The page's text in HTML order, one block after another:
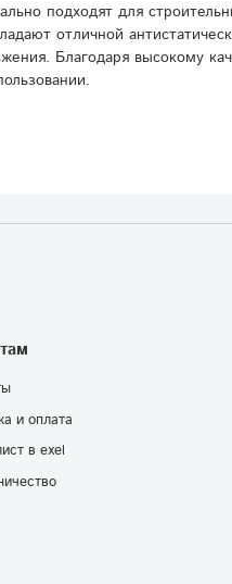
подходят для
отличной
Благодаря высокому
и оплата
в exel